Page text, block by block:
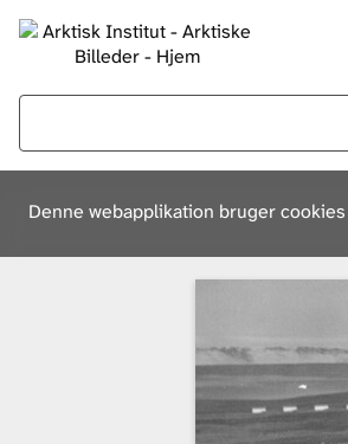
Denne webapplikation bruger